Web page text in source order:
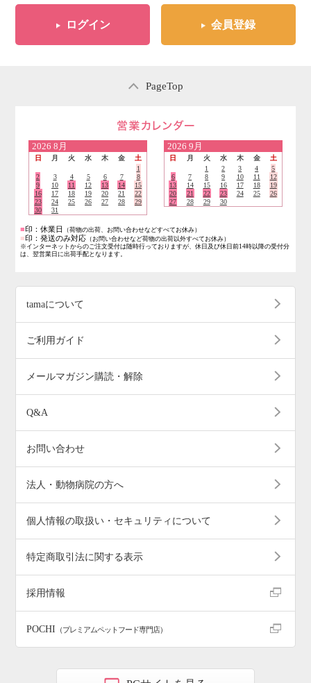
ログイン 会員登録
PageTop
2026 8月
日 月 火 水 木 金
土
1
2
3 4 5 6 7
8
9
10 11 12 13 14
15
16
17 18 19 20 21
22
23
24 25 26 27 28
29
30
31
2026 9月
日 月 火 水 木 金
土
1
2 3 4
5
6
7 8 9 10 11
12
13
14 15 16 17 18
19
20
21 22 23 24 25
26
27
28 29 30
■印：休業日 （荷物の出荷、お問い合わせなどすべてお休み）
■印：発送のみ対応 （お問い合わせなど荷物の出荷以外すべてお休み）
※インターネットからのご注文受付は随時行っておりますが、休日及び休日前14時以降の受付分
は、翌営業日に出荷手配となります。
tamaについて
ご利用ガイド
メールマガジン購読・解除
Q&A
お問い合わせ
法人・動物病院の方へ
個人情報の取扱い・セキュリティについて
特定商取引法に関する表示
採用情報
POCHI （プレミアムペットフード専門店）